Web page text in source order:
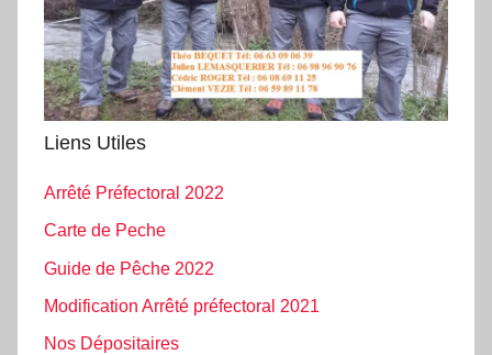
Liens Utiles
Arrêté Préfectoral 2022
Carte de Peche
Guide de Pêche 2022
Modification Arrêté préfectoral 2021
Nos Dépositaires